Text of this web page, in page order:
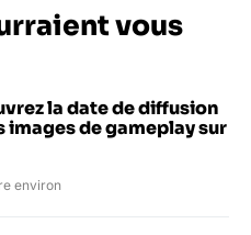
vous
la date de diffusion
images de gameplay sur
environ